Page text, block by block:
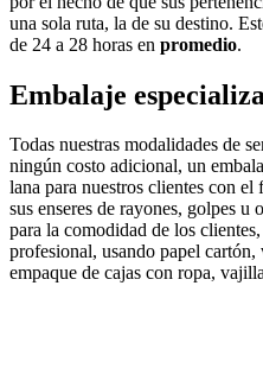
una sola ruta, la de su destino.
de 24 a 28 horas en promedio.
Embalaje
Todas nuestras modalidades de
ningún costo adicional, un
lana para nuestros clientes con
sus enseres de rayones, golpes u
para la comodidad de los
profesional, usando papel
empaque de cajas con ropa,